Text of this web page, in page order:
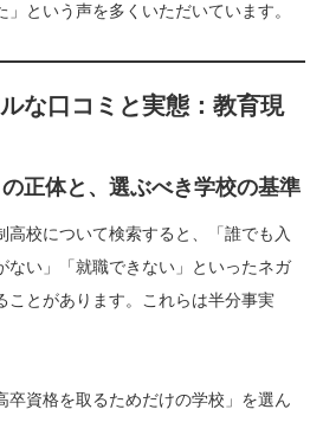
という声を多くいただいています。
な口コミと実態：教育現
正体と、選ぶべき学校の基準
高校について検索すると、「誰でも入
ない」「就職できない」といったネガ
ことがあります。これらは半分事実
卒資格を取るためだけの学校」を選ん